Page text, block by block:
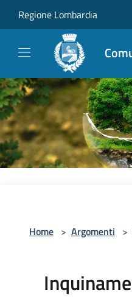
Regione Lombardia
Home > Argomenti >